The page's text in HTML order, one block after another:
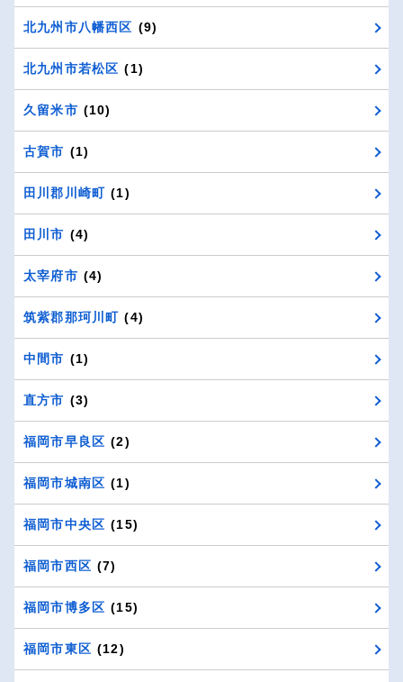
北九州市八幡西区 (9)
北九州市若松区 (1)
久留米市 (10)
古賀市 (1)
田川郡川崎町 (1)
田川市 (4)
太宰府市 (4)
筑紫郡那珂川町 (4)
中間市 (1)
直方市 (3)
福岡市早良区 (2)
福岡市城南区 (1)
福岡市中央区 (15)
福岡市西区 (7)
福岡市博多区 (15)
福岡市東区 (12)